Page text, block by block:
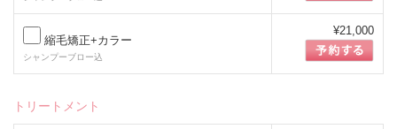
縮毛矯正+カラー
シャンプーブロー込
¥21,000
トリートメント